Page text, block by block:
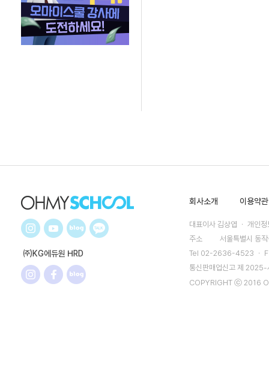
㈜KG에듀원 HRD
회사소개 이용약관
대표이사 김상엽 ㆍ 개인
주소
서울특별시 동
Tel 02-2636-4523 ㆍ
통신판매업신고 제
COPYRIGHT ⓒ 2016